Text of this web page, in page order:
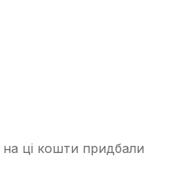
ці кошти придбали